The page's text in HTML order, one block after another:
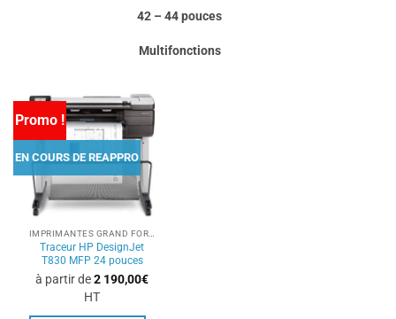
42 – 44 pouces
Multifonctions
Promo !
EN COURS DE REAPPRO
Traceur HP DesignJet
T830 MFP 24 pouces
à partir de2 190,00€
HT